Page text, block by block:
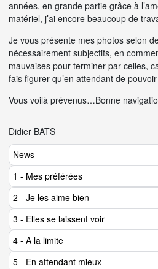
années, en grande partie grâce à
matériel, j’ai encore beaucoup de
Je vous présente mes photos selon
nécessairement subjectifs, en
mauvaises pour terminer par celles,
fais figurer qu’en attendant de
Vous voilà prévenus…Bonne
Didier BATS
News
1 - Mes préférées
2 - Je les aime bien
3 - Elles se laissent voir
4 - A la limite
5 - En attendant mieux